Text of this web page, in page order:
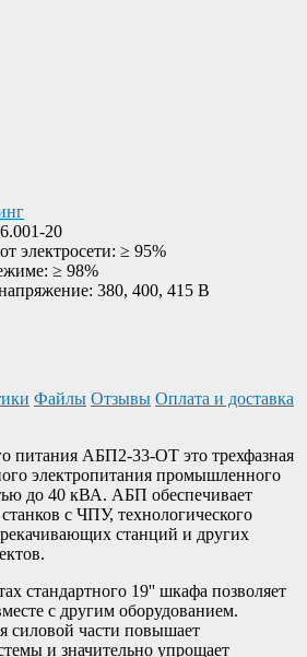
20
электросети: ≥ 95%
≥ 98%
380, 400, 415 В
Файлы Отзывы Оплата и доставка
питания АБП2-33-OT это трехфазная
электропитания промышленного
до 40 кВА. АБП обеспечивает
с ЧПУ, технологического
станций и других
стандартного 19'' шкафа позволяет
с другим оборудованием.
силовой части повышает
и значительно упрощает